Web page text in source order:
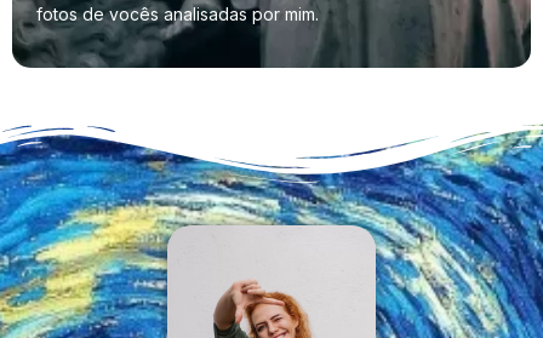
fotos de vocês analisadas por mim.